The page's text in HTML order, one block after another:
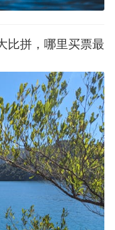
比拼，哪里买票最